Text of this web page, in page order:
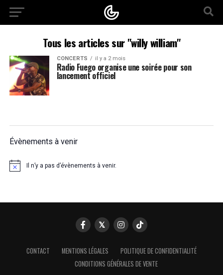
Tous les articles sur "willy william"
CONCERTS il y a 2 mois
Radio Fuego organise une soirée pour son
lancement officiel
Évènements à venir
Notice Il n’y a pas d’évènements à venir.
CONTACT MENTIONS LÉGALES
POLITIQUE DE CONFIDENTIALITÉ
CONDITIONS GÉNÉRALES DE VENTE